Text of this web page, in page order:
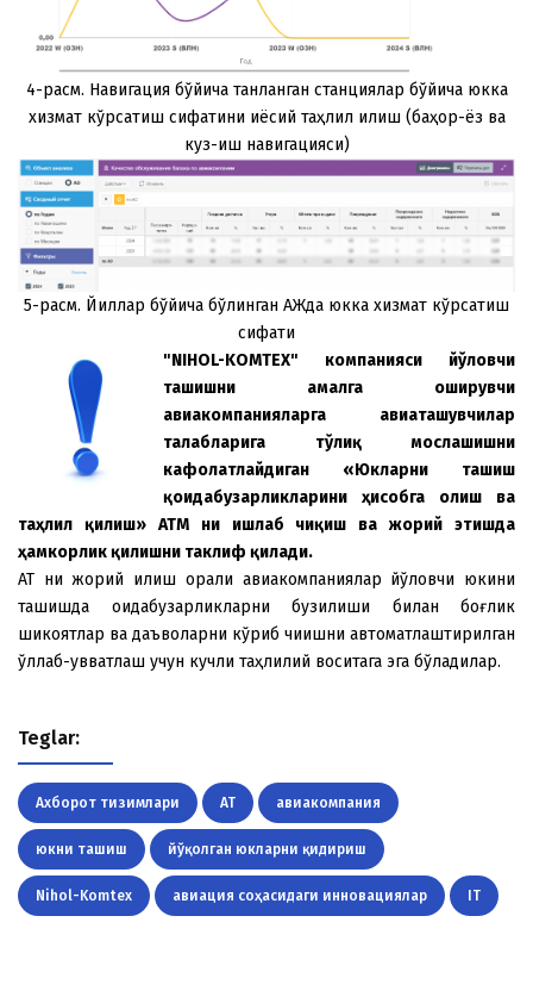
4-расм. Навигация бўйича танланган станциялар бўйича юкка
xизмат кўрсатиш сифатини қиёсий таҳлил қилиш (баҳор-ёз ва
куз-қиш навигацияси)
5-расм. Йиллар бўйича бўлинган АЖда юкка xизмат кўрсатиш
сифати
"NIHOL-KOMTEX" компанияси йўловчи
ташишни амалга оширувчи
авиакомпанияларга авиаташувчилар
талабларига тўлиқ мослашишни
кафолатлайдиган «Юкларни ташиш
қоидабузарликларини ҳисобга олиш ва
таҳлил қилиш» АТМ ни ишлаб чиқиш ва жорий этишда
ҳамкорлик қилишни таклиф қилади.
АТ ни жорий қилиш орқали авиакомпаниялар йўловчи юкини
ташишда қоидабузарликларни бузилиши билан боғлик
шикоятлар ва даъволарни кўриб чиқишни автоматлаштирилган
қўллаб-қувватлаш учун кучли таҳлилий воситага эга бўладилар.
Teglar:
Ахборот тизимлари АТ авиакомпания
юкни ташиш йўқолган юкларни қидириш
Nihol-Komtex авиация соҳасидаги инновациялар IT